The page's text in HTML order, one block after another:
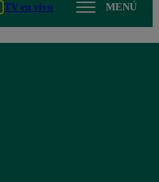
TV en vivo MENÚ